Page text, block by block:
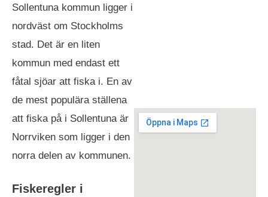
Sollentuna kommun ligger i
nordväst om Stockholms
stad. Det är en liten
kommun med endast ett
fåtal sjöar att fiska i. En av
de mest populära ställena
att fiska på i Sollentuna är
Norrviken som ligger i den
norra delen av kommunen.
Fiskeregler i